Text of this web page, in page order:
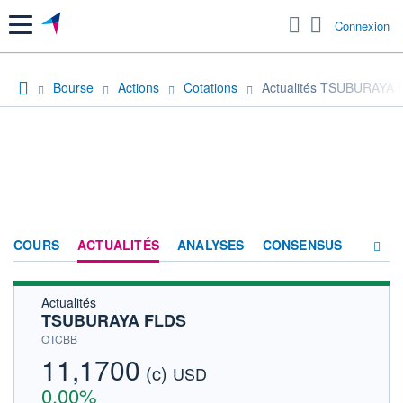
Menu Connexion
Bourse Actions Cotations Actualités TSUBURAYA
COURS ACTUALITÉS ANALYSES CONSENSUS
ACTIONNAIRES
Actualités
TSUBURAYA FLDS
OTCBB
11,1700 (c) USD
0,00%